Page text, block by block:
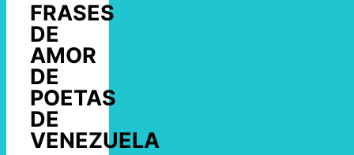
FRASES
DE
AMOR
DE
POETAS
DE
VENEZUELA